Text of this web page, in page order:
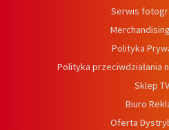
Serwis
Polityka
Polityka przeciwdziałania
Sklep
Biuro
Oferta